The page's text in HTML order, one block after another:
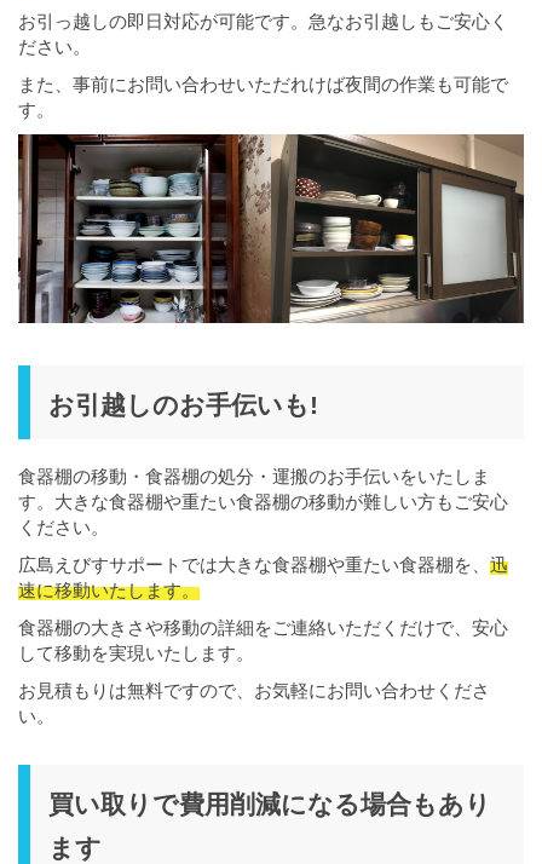
お引っ越しの即日対応が可能です。急なお引越しもご安心く
ださい。
また、事前にお問い合わせいただれけば夜間の作業も可能で
す。
お引越しのお手伝いも!
食器棚の移動・食器棚の処分・運搬のお手伝いをいたしま
す。大きな食器棚や重たい食器棚の移動が難しい方もご安心
ください。
広島えびすサポートでは大きな食器棚や重たい食器棚を、 迅
速に移動いたします。
食器棚の大きさや移動の詳細をご連絡いただくだけで、安心
して移動を実現いたします。
お見積もりは無料ですので、お気軽にお問い合わせくださ
い。
買い取りで費用削減になる場合もあり
ます